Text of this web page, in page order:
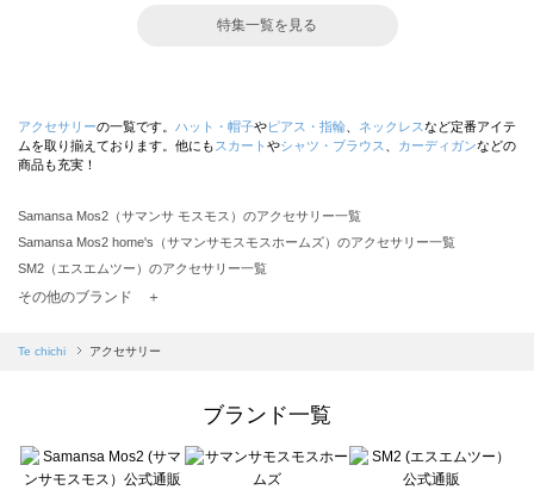
特集一覧を見る
アクセサリーの一覧です。 ハット・帽子やピアス・指輪 ネックレスなど定番アイテ
ムを取り揃えております。他にも スカート やシャツ・ブラウス カーディガンなどの
商品も充実！
Samansa Mos2（サマンサ モスモス）のアクセサリー一覧
Samansa Mos2 home's（サマンサモスモスホームズ）のアクセサリー一覧
SM2（エスエムツー）のアクセサリー一覧
TSUHARU by Samansa Mos2（ツハルバイサマンサモスモス）のアクセサリー一覧
Samansa Mos2 blue（サマンサモスモス ブルー）のアクセサリー一覧
sō4ū（ソウフォーユー）のアクセサリー一覧
Te chichi（テチチ）のアクセサリー一覧
Te chichi CLASSIC（テチチ クラシック）のアクセサリー一覧
その他のブランド ＋
Te chichi アクセサリー
ブランド一覧